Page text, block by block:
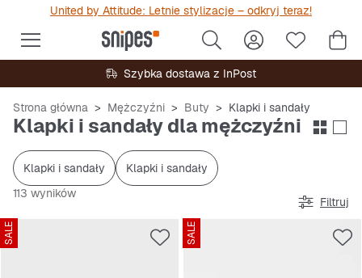
United by Attitude: Letnie stylizacje – odkryj teraz!
Szybka dostawa z InPost
Strona główna Mężczyźni Buty Klapki i sandały
Klapki i sandały dla mężczyźni
Klapki i sandały
Klapki i sandały
113 wyników
Filtruj
SALE SALE